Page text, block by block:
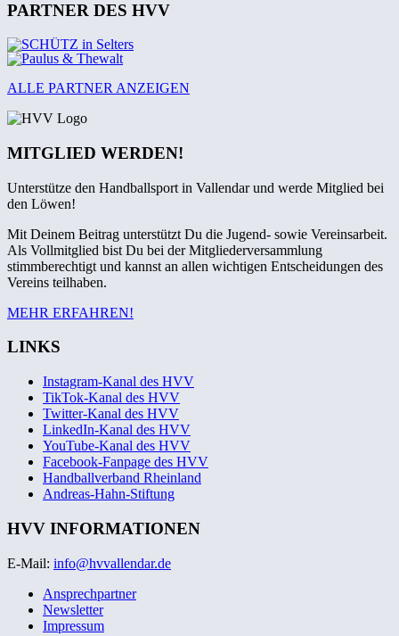
PARTNER DES HVV
ALLE PARTNER ANZEIGEN
MITGLIED WERDEN!
Unterstütze den Handballsport in Vallendar und werde Mitglied bei
den Löwen!
Mit Deinem Beitrag unterstützt Du die Jugend- sowie Vereinsarbeit.
Als Vollmitglied bist Du bei der Mitgliederversammlung
stimmberechtigt und kannst an allen wichtigen Entscheidungen des
Vereins teilhaben.
MEHR ERFAHREN!
LINKS
Instagram-Kanal des HVV
TikTok-Kanal des HVV
Twitter-Kanal des HVV
LinkedIn-Kanal des HVV
YouTube-Kanal des HVV
Facebook-Fanpage des HVV
Handballverband Rheinland
Andreas-Hahn-Stiftung
HVV INFORMATIONEN
E-Mail: info@hvvallendar.de
Ansprechpartner
Newsletter
Impressum